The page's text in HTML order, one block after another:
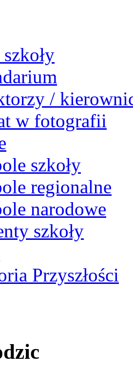
/
w fotografii
szkoły
regionalne
narodowe
szkoły
Przyszłości